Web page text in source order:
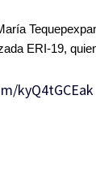
ERI-19,
kyQ4tGCEak